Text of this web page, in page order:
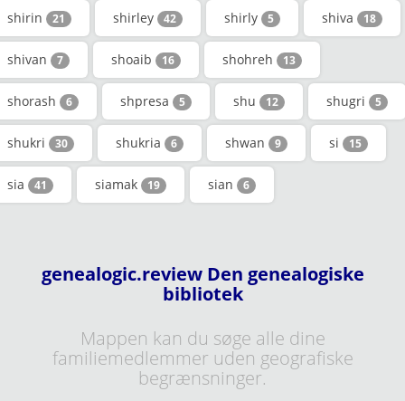
shirin 21 shirley 42 shirly 5 shiva 18
shivan 7 shoaib 16 shohreh 13
shorash 6 shpresa 5 shu 12 shugri 5
shukri 30 shukria 6 shwan 9 si 15
sia 41 siamak 19 sian 6
genealogic.review Den genealogiske
bibliotek
Mappen kan du søge alle dine
familiemedlemmer uden geografiske
begrænsninger.